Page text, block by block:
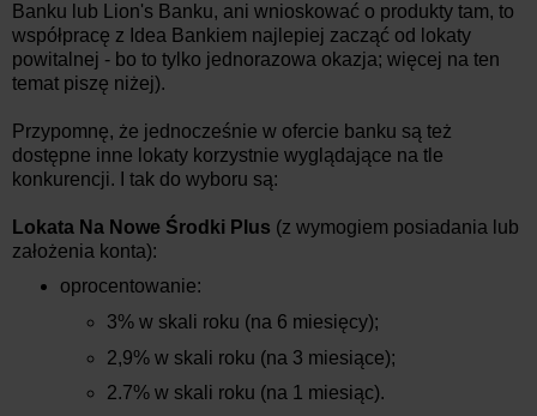
Banku lub Lion's Banku, ani wnioskować o produkty tam, to
współpracę z Idea Bankiem najlepiej zacząć od lokaty
powitalnej - bo to tylko jednorazowa okazja; więcej na ten
temat piszę niżej).
Przypomnę, że jednocześnie w ofercie banku są też
dostępne inne lokaty korzystnie wyglądające na tle
konkurencji. I tak do wyboru są:
Lokata Na Nowe Środki Plus (z wymogiem posiadania lub
założenia konta):
oprocentowanie:
3% w skali roku (na 6 miesięcy);
2,9% w skali roku (na 3 miesiące);
2.7% w skali roku (na 1 miesiąc).